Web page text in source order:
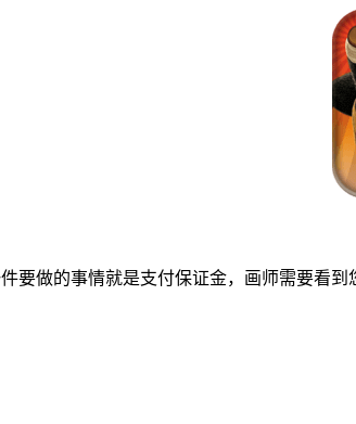
做的事情就是支付保证金，画师需要看到